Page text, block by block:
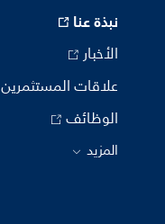
نبذة عنا
الأخبار
علاقات المستثمرين
الوظائف
المزيد